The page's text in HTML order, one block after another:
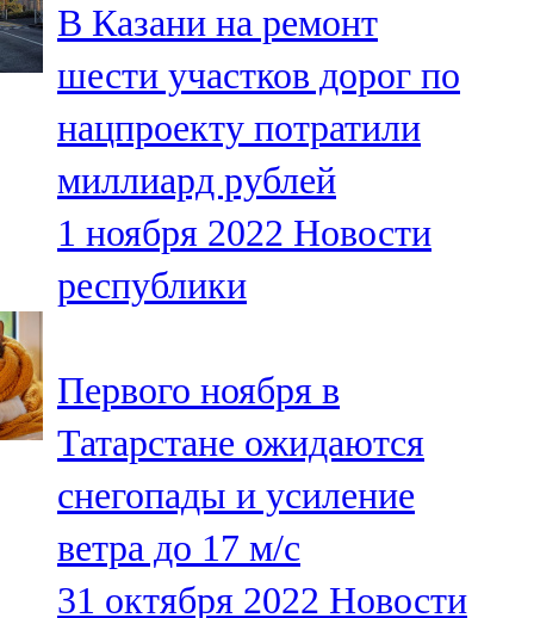
Мамадыш
106,2 FM
Минзәлә
107,3 FM
Мөслим
100,0 FM
104,7 FM
Олы Әтнә
71,42 FM
Сарман
В Казани на ремонт
шести участков дорог по
нацпроекту потратили
миллиард рублей
1 ноября 2022 Новости
республики
Первого ноября в
Татарстане ожидаются
снегопады и усиление
ветра до 17 м/с
31 октября 2022 Новости